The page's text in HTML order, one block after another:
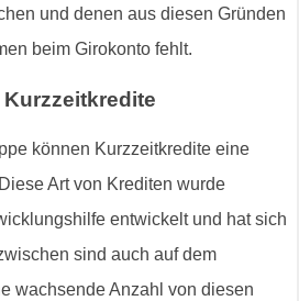
und denen aus diesen Gründen
beim Girokonto fehlt.
können Kurzzeitkredite eine
Art von Krediten wurde
entwickelt und hat sich
sind auch auf dem
wachsende Anzahl von diesen